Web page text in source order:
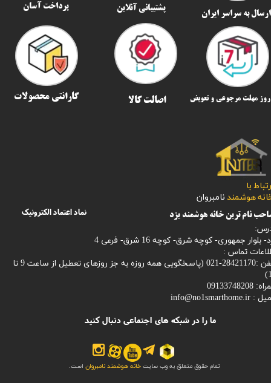
تمام حقوق متعلق به وب سایت خانه هوشمند نامبروان است.
با
هوشمند نامبروان
بلوار جمهوری- کوچه شرق- کوچه 16 شرق- فرعی 4
تماس :
021 (
پاسخگویی همه روزه به جز روزهای تعطیل از ساعت 9 تا
09133748208
:
info@no1smarthome.ir
ما را در شبکه های اجتماعی دنبال کنید
نماد اعتماد الکترونیک
ارسال به سراسر ایران​​​​​​​
پشتیبانی آنلاین پرداخت آسان
اصالت کالا گارانتی محصولات
نام ترین خانه هوشمند یزد